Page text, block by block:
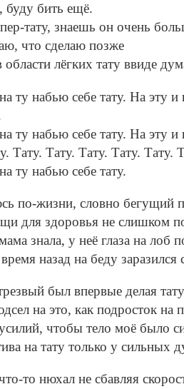
буду бить ещё.
тату, знаешь он очень
что сделаю позже
области лёгких тату ввиде
ту набью себе тату. На эту
ту набью себе тату. На эту и
Тату. Тату. Тату. Тату. Тату.
ту набью себе тату.
по-жизни, словно бегущий
для здоровья не слишком
знала, у неё глаза на лоб
назад на беду
был впервые делая
на это, как подросток на
чтобы тело моё было
на тату только у сильных
то нюхал не сбавляя